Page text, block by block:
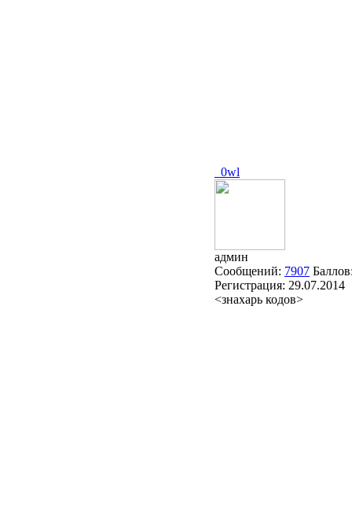
_0wl
админ
Сообщений: 7907
Регистрация: 29.07.2014
<знахарь кодов>